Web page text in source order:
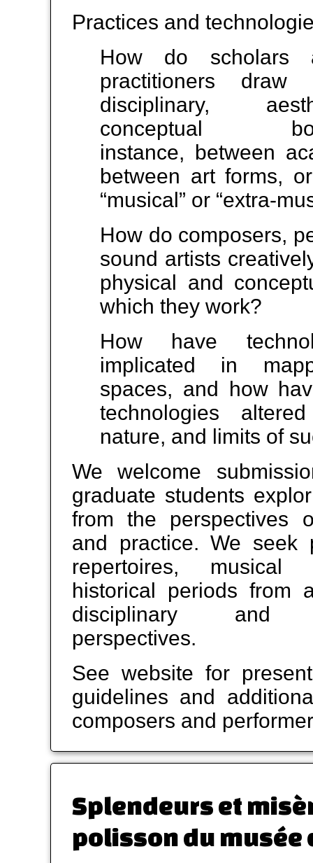
Practices and
How do scholars
practitioners draw
disciplinary,
conceptual
instance, between
between art forms,
“musical” or “extra-
How do composers,
sound artists
physical and
which they work?
How have
implicated in
spaces, and how
technologies
nature, and limits of
We welcome
graduate students
from the perspectives
and practice. We seek
repertoires, musical
historical periods from
disciplinary and
perspectives.
See website for
guidelines and
composers and
Splendeurs et
polisson du musée